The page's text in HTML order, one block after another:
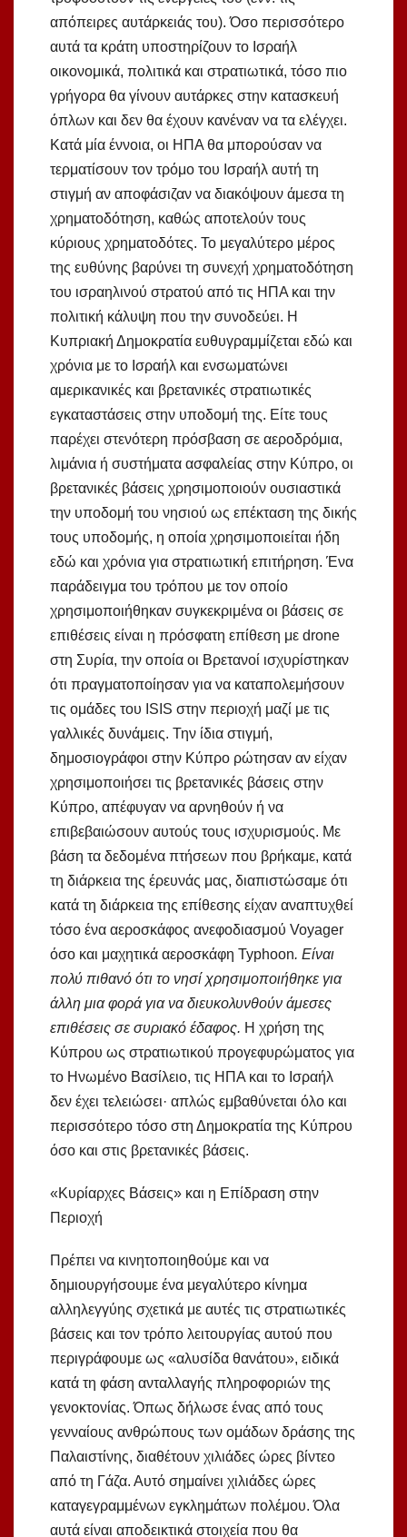
απόπειρες αυτάρκειάς του). Όσο περισσότερο
αυτά τα κράτη υποστηρίζουν το Ισραήλ
οικονομικά, πολιτικά και στρατιωτικά, τόσο πιο
γρήγορα θα γίνουν αυτάρκες στην κατασκευή
όπλων και δεν θα έχουν κανέναν να τα ελέγχει.
Κατά μία έννοια, οι ΗΠΑ θα μπορούσαν να
τερματίσουν τον τρόμο του Ισραήλ αυτή τη
στιγμή αν αποφάσιζαν να διακόψουν άμεσα τη
χρηματοδότηση, καθώς αποτελούν τους
κύριους χρηματοδότες. Το μεγαλύτερο μέρος
της ευθύνης βαρύνει τη συνεχή χρηματοδότηση
του ισραηλινού στρατού από τις ΗΠΑ και την
πολιτική κάλυψη που την συνοδεύει. Η
Κυπριακή Δημοκρατία ευθυγραμμίζεται εδώ και
χρόνια με το Ισραήλ και ενσωματώνει
αμερικανικές και βρετανικές στρατιωτικές
εγκαταστάσεις στην υποδομή της. Είτε τους
παρέχει στενότερη πρόσβαση σε αεροδρόμια,
λιμάνια ή συστήματα ασφαλείας στην Κύπρο, οι
βρετανικές βάσεις χρησιμοποιούν ουσιαστικά
την υποδομή του νησιού ως επέκταση της δικής
τους υποδομής, η οποία χρησιμοποιείται ήδη
εδώ και χρόνια για στρατιωτική επιτήρηση. Ένα
παράδειγμα του τρόπου με τον οποίο
χρησιμοποιήθηκαν συγκεκριμένα οι βάσεις σε
επιθέσεις είναι η πρόσφατη επίθεση με drone
στη Συρία, την οποία οι Βρετανοί ισχυρίστηκαν
ότι πραγματοποίησαν για να καταπολεμήσουν
τις ομάδες του ISIS στην περιοχή μαζί με τις
γαλλικές δυνάμεις. Την ίδια στιγμή,
δημοσιογράφοι στην Κύπρο ρώτησαν αν είχαν
χρησιμοποιήσει τις βρετανικές βάσεις στην
Κύπρο, απέφυγαν να αρνηθούν ή να
επιβεβαιώσουν αυτούς τους ισχυρισμούς. Με
βάση τα δεδομένα πτήσεων που βρήκαμε, κατά
τη διάρκεια της έρευνάς μας, διαπιστώσαμε ότι
κατά τη διάρκεια της επίθεσης είχαν αναπτυχθεί
τόσο ένα αεροσκάφος ανεφοδιασμού Voyager
όσο και μαχητικά αεροσκάφη Typhoon. Είναι
πολύ πιθανό ότι το νησί χρησιμοποιήθηκε για
άλλη μια φορά για να διευκολυνθούν άμεσες
επιθέσεις σε συριακό έδαφος. Η χρήση της
Κύπρου ως στρατιωτικού προγεφυρώματος για
το Ηνωμένο Βασίλειο, τις ΗΠΑ και το Ισραήλ
δεν έχει τελειώσει· απλώς εμβαθύνεται όλο και
περισσότερο τόσο στη Δημοκρατία της Κύπρου
όσο και στις βρετανικές βάσεις.
«Κυρίαρχες Βάσεις» και η Επίδραση στην
Περιοχή
Πρέπει να κινητοποιηθούμε και να
δημιουργήσουμε ένα μεγαλύτερο κίνημα
αλληλεγγύης σχετικά με αυτές τις στρατιωτικές
βάσεις και τον τρόπο λειτουργίας αυτού που
περιγράφουμε ως «αλυσίδα θανάτου», ειδικά
κατά τη φάση ανταλλαγής πληροφοριών της
γενοκτονίας. Όπως δήλωσε ένας από τους
γενναίους ανθρώπους των ομάδων δράσης της
Παλαιστίνης, διαθέτουν χιλιάδες ώρες βίντεο
από τη Γάζα. Αυτό σημαίνει χιλιάδες ώρες
καταγεγραμμένων εγκλημάτων πολέμου. Όλα
αυτά είναι αποδεικτικά στοιχεία που θα